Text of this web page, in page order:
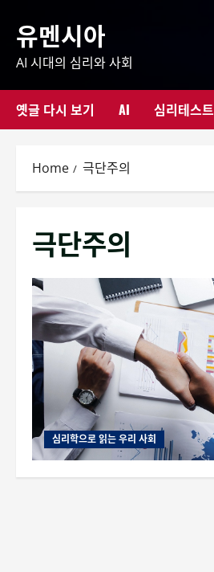
content
유멘시아
AI 시대의 심리와 사회
옛글 다시 보기 AI 심리테스트
Home 극단주의
극단주의
심리학으로 읽는 우리 사회